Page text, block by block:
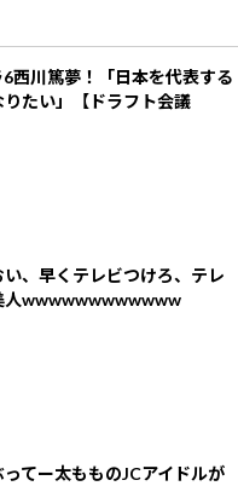
6西川篤夢！「日本を代表する
たい」【ドラフト会議
い、早くテレビつけろ、テレ
人wwwwwwwwwwww
ってー太もものJCアイドルが